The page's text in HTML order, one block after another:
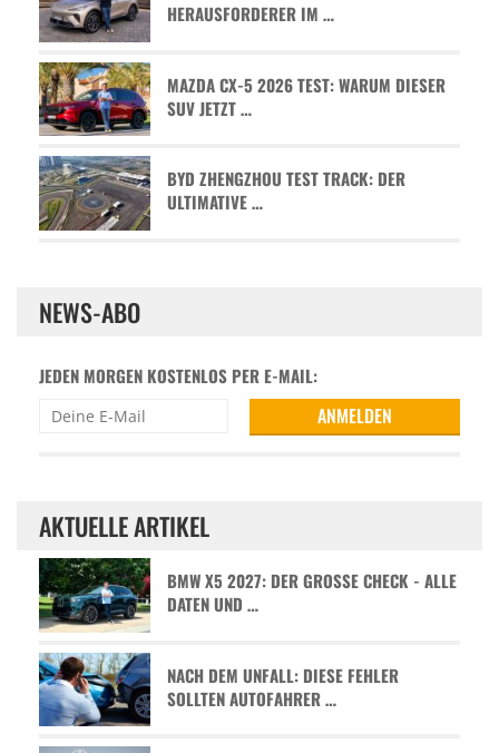
HERAUSFORDERER IM …
MAZDA CX-5 2026 TEST: WARUM DIESER
SUV JETZT …
BYD ZHENGZHOU TEST TRACK: DER
ULTIMATIVE …
NEWS-ABO
JEDEN MORGEN KOSTENLOS PER E-MAIL:
AKTUELLE ARTIKEL
BMW X5 2027: DER GROSSE CHECK - ALLE D
ATEN UND …
NACH DEM UNFALL: DIESE FEHLER
SOLLTEN AUTOFAHRER …